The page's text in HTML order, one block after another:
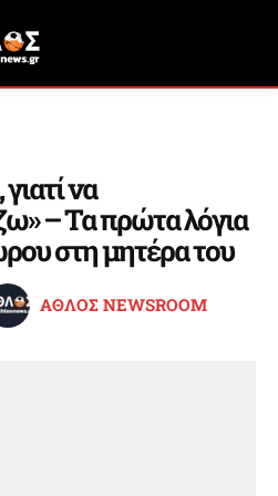
να
– Τα πρώτα λόγια
στη μητέρα του
ΑΘΛΟΣ NEWSROOM